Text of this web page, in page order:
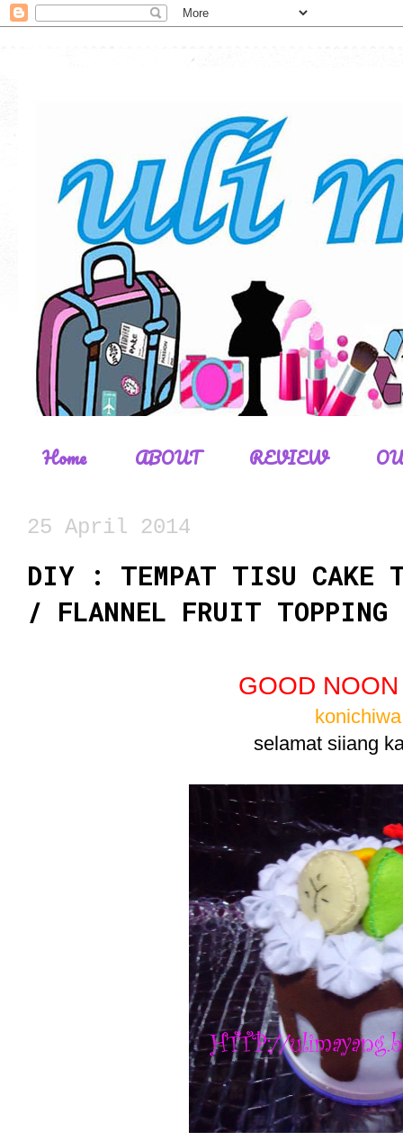
Home ABOUT REVIEW
25 April 2014
DIY : TEMPAT TISU CAKE
/ FLANNEL FRUIT TOPPING
GOOD
selamat siiang